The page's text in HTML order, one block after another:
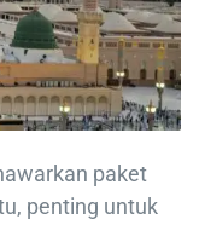
paket
penting untuk